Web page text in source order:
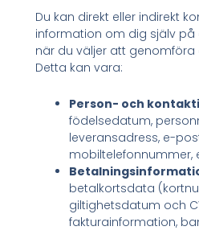
Du kan direkt eller indirekt
information om dig själv på
när du väljer att genomföra
Detta kan vara:
Person- och
födelsedatum,
leveransadress, e-
mobiltelefonnummer,
betalkortsdata
giltighetsdatum och
fakturainformation,